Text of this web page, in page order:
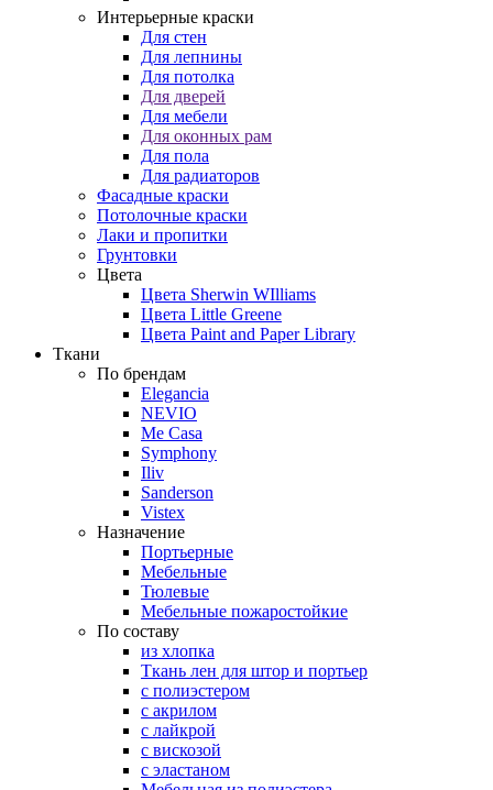
Интерьерные краски
Для стен
Для лепнины
Для потолка
Для дверей
Для мебели
Для оконных рам
Для пола
Для радиаторов
Фасадные краски
Потолочные краски
Лаки и пропитки
Грунтовки
Цвета
Цвета Sherwin WIlliams
Цвета Little Greene
Цвета Paint and Paper Library
Ткани
По брендам
Elegancia
NEVIO
Me Casa
Symphony
Iliv
Sanderson
Vistex
Назначение
Портьерные
Мебельные
Тюлевые
Мебельные пожаростойкие
По составу
из хлопка
Ткань лен для штор и портьер
с полиэстером
с акрилом
с лайкрой
с вискозой
с эластаном